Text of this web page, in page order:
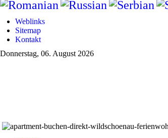
Weblinks
Sitemap
Kontakt
Donnerstag, 06. August 2026